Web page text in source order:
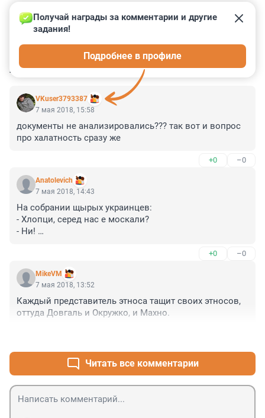
КОММЕНТАРИИ 5
VKuser3793387
Получай награды за комментарии и другие
задания!
Подробнее в профиле
7 мая 2018, 15:58
документы не анализировались??? так вот и вопрос
про халатность сразу же
+0 –0
Anatolevich
7 мая 2018, 14:43
На собрании щырых украинцев:
- Хлопци, серед нас е москали?
- Ни!
+0 –0
MikeVM
7 мая 2018, 13:52
Каждый представитель этноса тащит своих этносов,
оттуда Довгаль и Окружко, и Махно.
Читать все комментарии